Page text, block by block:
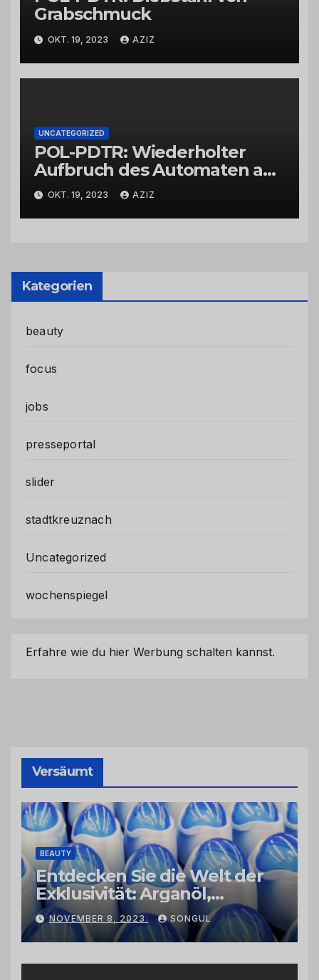
Grabschmuck
OKT. 19, 2023 AZIZ
UNCATEGORIZED
POL-PDTR: Wiederholter
Aufbruch des Automaten am
Wohnmobilstellplatz in
Hermeskeil am Labachweg
OKT. 19, 2023 AZIZ
Kategorien
beauty
focus
jobs
presseportal
slider
stadtkreuznach
Uncategorized
wochenspiegel
Erfahre wie du hier Werbung schalten kannst.
Versäumt
BEAUTY
Entdecken Sie die Welt der
Exklusivität: Arganöl,
Kaktusfeigenkernöl und
Schwarzkümmelöl von
vertrauenswürdigen
Großhändlern und Anbietern
NOVEMBER 8, 2023 SONGUL